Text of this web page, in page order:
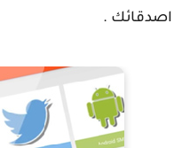
اصدقائك .